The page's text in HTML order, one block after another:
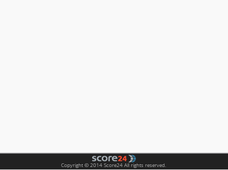
Copyright © 2014 Score24 All rights reserved.